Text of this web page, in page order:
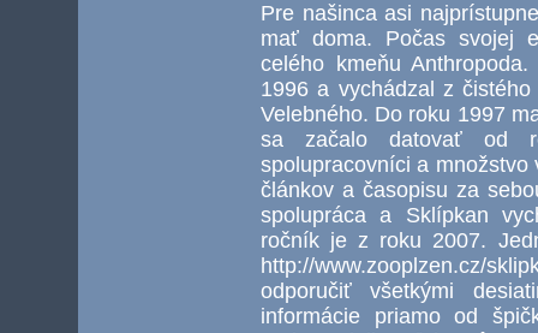
Pre našinca asi
mať doma. Počas svojej
celého kmeňu
1996 a vychádzal z
Velebného. Do roku 1997
sa začalo datovať od
spolupracovníci a množstvo
článkov a časopisu za
spolupráca a Sklípkan
ročník je z roku 2007.
http://www.zooplzen.cz/
odporučiť všetkými
informácie priamo od